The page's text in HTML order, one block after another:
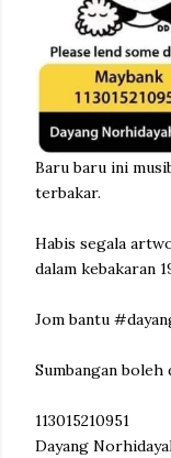
Baru baru ini
terbakar.
Habis segala
dalam kebakaran
Jom bantu
Sumbangan
113015210951
Dayang